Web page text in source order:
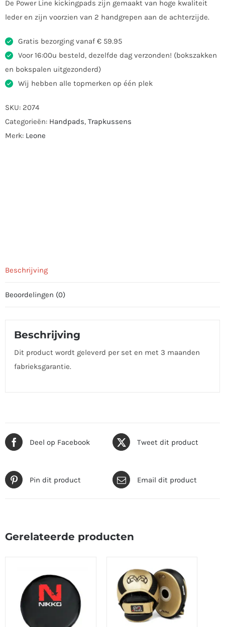
De Power Line kickingpads zijn gemaakt van hoge kwaliteit
leder en zijn voorzien van 2 handgrepen aan de achterzijde.
Gratis bezorging vanaf € 59.95
Voor 16:00u besteld, dezelfde dag verzonden! (bokszakken
en bokspalen uitgezonderd)
Wij hebben alle topmerken op één plek
SKU: 2074
Categorieën: Handpads, Trapkussens
Merk: Leone
Beschrijving
Beoordelingen (0)
Beschrijving
Dit product wordt geleverd per set en met 3 maanden
fabrieksgarantie.
Deel op Facebook Tweet dit product
Pin dit product Email dit product
Gerelateerde producten